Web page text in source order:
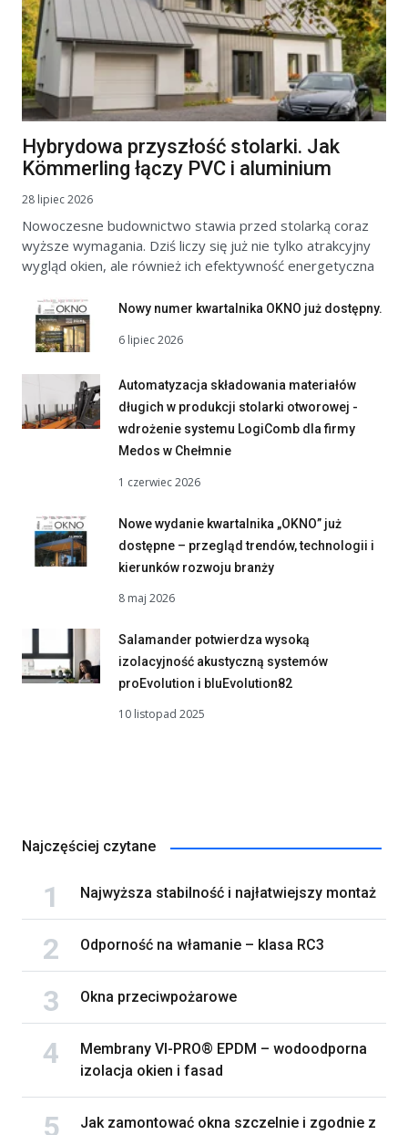
Hybrydowa przyszłość stolarki. Jak
Kömmerling łączy PVC i aluminium
28 lipiec 2026
Nowoczesne budownictwo stawia przed stolarką coraz
wyższe wymagania. Dziś liczy się już nie tylko atrakcyjny
wygląd okien, ale również ich efektywność energetyczna
Nowy numer kwartalnika OKNO już dostępny.
6 lipiec 2026
Automatyzacja składowania materiałów
długich w produkcji stolarki otworowej -
wdrożenie systemu LogiComb dla firmy
Medos w Chełmnie
1 czerwiec 2026
Nowe wydanie kwartalnika „OKNO” już
dostępne – przegląd trendów, technologii i
kierunków rozwoju branży
8 maj 2026
Salamander potwierdza wysoką
izolacyjność akustyczną systemów
proEvolution i bluEvolution82
10 listopad 2025
Najczęściej czytane
Najwyższa stabilność i najłatwiejszy montaż
Odporność na włamanie – klasa RC3
Okna przeciwpożarowe
Membrany VI-PRO® EPDM – wodoodporna
izolacja okien i fasad
Jak zamontować okna szczelnie i zgodnie z